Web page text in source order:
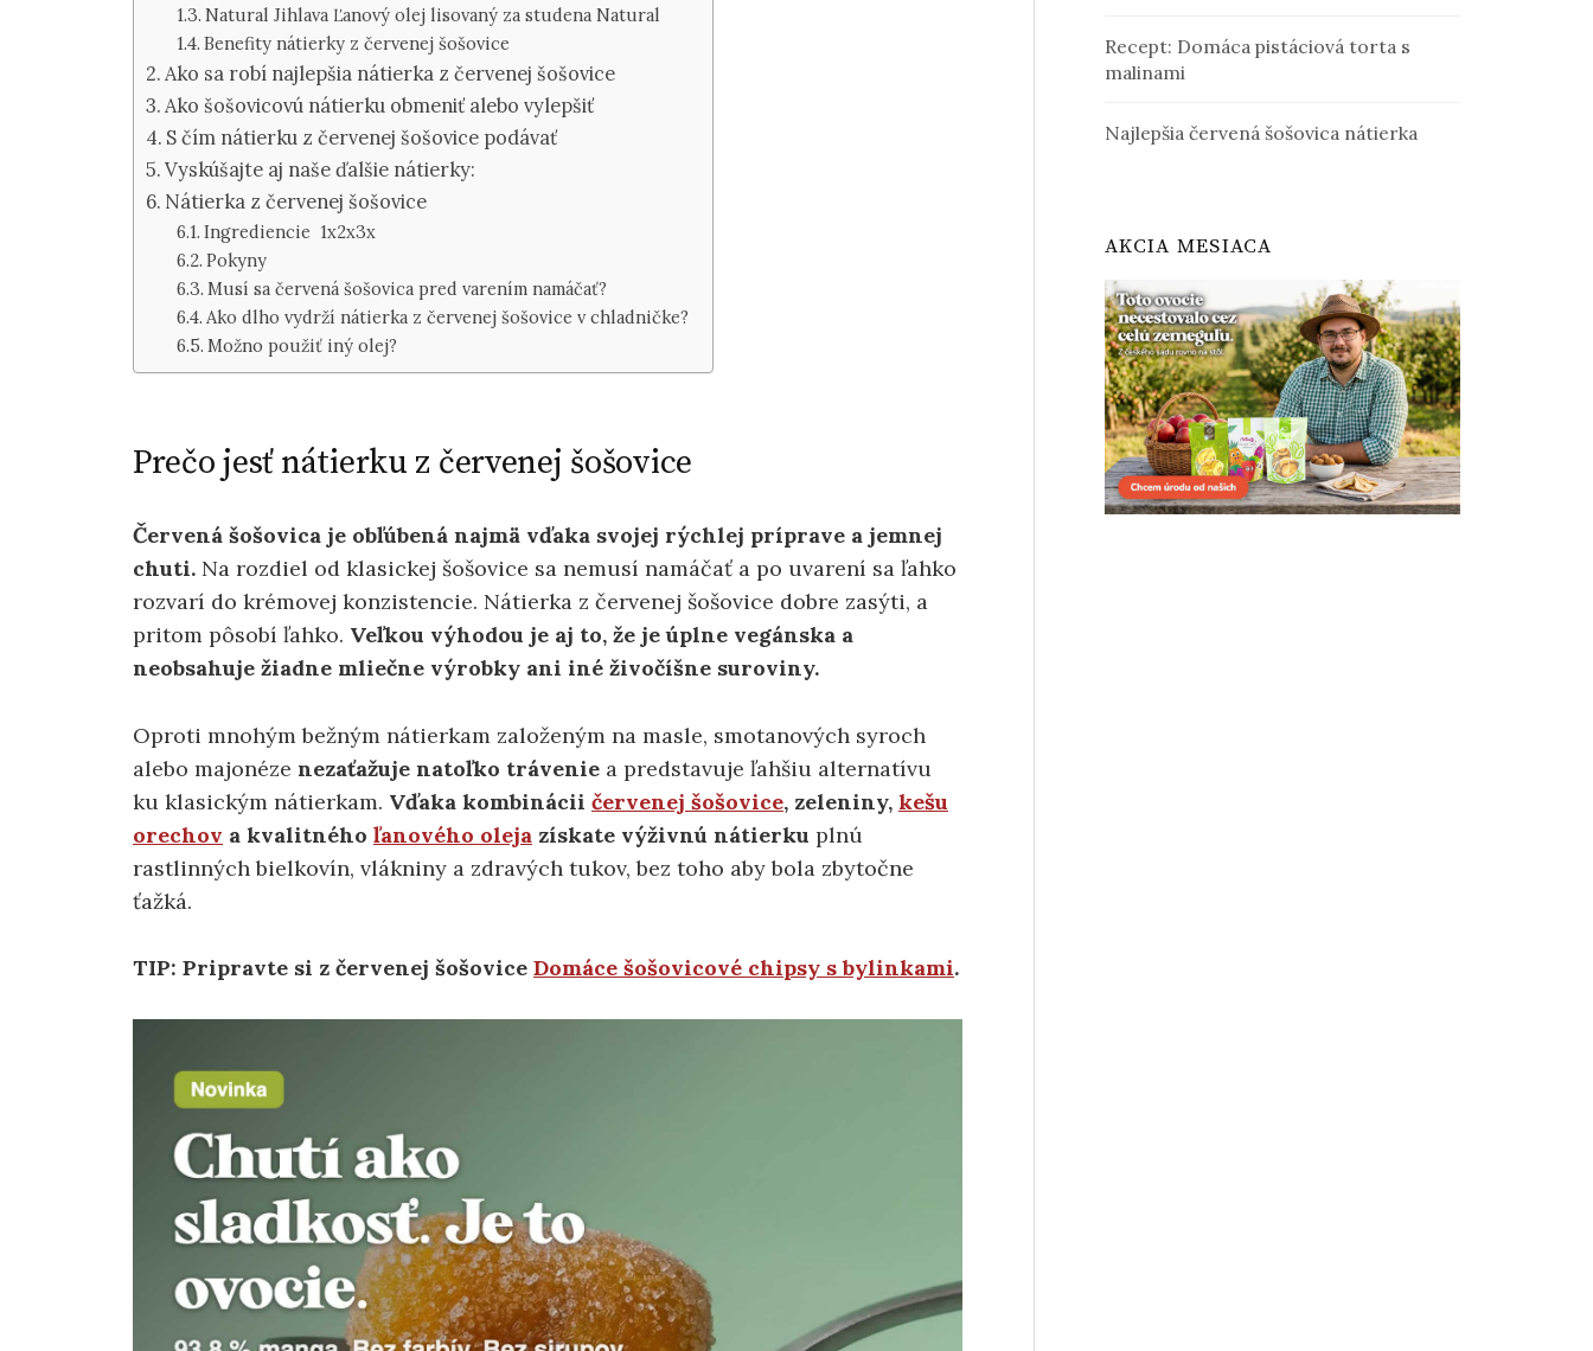
Natural Jihlava Ľanový olej lisovaný za studena Natural
Benefity nátierky z červenej šošovice
Ako sa robí najlepšia nátierka z červenej šošovice
Ako šošovicovú nátierku obmeniť alebo vylepšiť
S čím nátierku z červenej šošovice podávať
Vyskúšajte aj naše ďalšie nátierky:
Nátierka z červenej šošovice
Ingrediencie 1x2x3x
Pokyny
Musí sa červená šošovica pred varením namáčať?
Ako dlho vydrží nátierka z červenej šošovice v chladničke?
Možno použiť iný olej?
Prečo jesť nátierku z červenej šošovice
Červená šošovica je obľúbená najmä vďaka svojej rýchlej príprave a jemnej
chuti. Na rozdiel od klasickej šošovice sa nemusí namáčať a po uvarení sa ľahko
rozvarí do krémovej konzistencie. Nátierka z červenej šošovice dobre zasýti, a
pritom pôsobí ľahko. Veľkou výhodou je aj to, že je úplne vegánska a
neobsahuje žiadne mliečne výrobky ani iné živočíšne suroviny.
Oproti mnohým bežným nátierkam založeným na masle, smotanových syroch
alebo majonéze nezaťažuje natoľko trávenie a predstavuje ľahšiu alternatívu
ku klasickým nátierkam. Vďaka kombinácii červenej šošovice, zeleniny, kešu
orechov a kvalitného ľanového oleja získate výživnú nátierku plnú
rastlinných bielkovín, vlákniny a zdravých tukov, bez toho aby bola zbytočne
ťažká.
TIP: Pripravte si z červenej šošovice Domáce šošovicové chipsy s bylinkami.
Recept: Domáca pistáciová torta s
malinami
Najlepšia červená šošovica nátierka
AKCIA MESIACA